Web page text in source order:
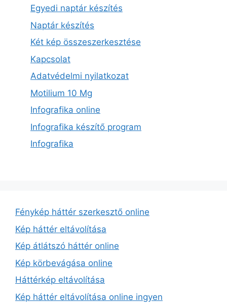
Egyedi naptár készítés
Naptár készítés
Két kép összeszerkesztése
Kapcsolat
Adatvédelmi nyilatkozat
Motilium 10 Mg
Infografika online
Infografika készítő program
Infografika
Fénykép háttér szerkesztő online
Kép háttér eltávolítása
Kép átlátszó háttér online
Kép körbevágása online
Háttérkép eltávolítása
Kép háttér eltávolítása online ingyen